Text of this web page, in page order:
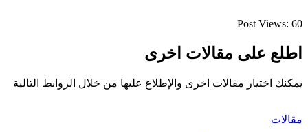
Post Views: 60
اطلع على مقالات اخرى
يمكنك اختيار مقالات اخرى والإطلاع عليها من خلال الروابط التالية
مقالات